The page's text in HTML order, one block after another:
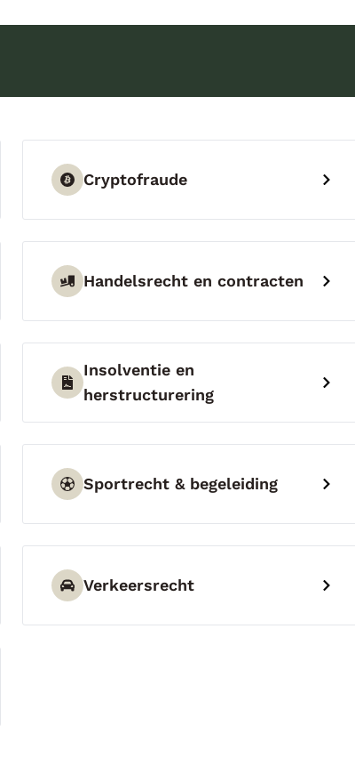
Cryptofraude
Handelsrecht en contracten
Insolventie en
herstructurering
Sportrecht & begeleiding
Verkeersrecht